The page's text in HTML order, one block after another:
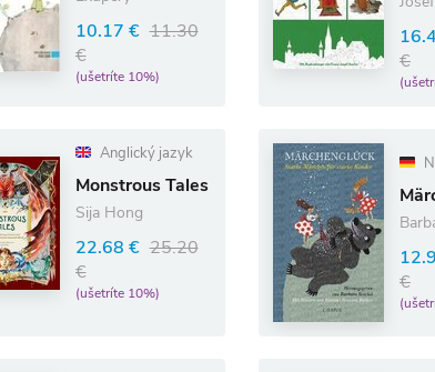
10.17 € 11.30
€
(ušetríte 10%)
€
Anglický jazyk
Monstrous Tales
Sija Hong
22.68 € 25.20
€
(ušetríte 10%)
€